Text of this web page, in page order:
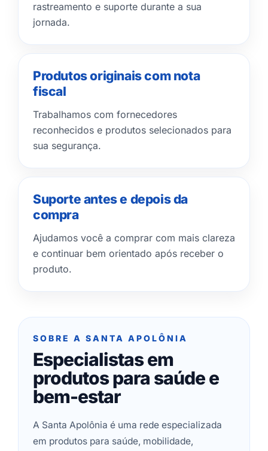
rastreamento e suporte durante a sua
jornada.
Produtos originais com nota
fiscal
Trabalhamos com fornecedores
reconhecidos e produtos selecionados para
sua segurança.
Suporte antes e depois da
compra
Ajudamos você a comprar com mais clareza
e continuar bem orientado após receber o
produto.
SOBRE A SANTA APOLÔNIA
Especialistas em
produtos para saúde e
bem-estar
A Santa Apolônia é uma rede especializada
em produtos para saúde, mobilidade,